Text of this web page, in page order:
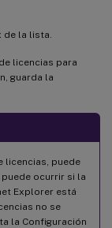
la lista.
licencias para
guarda la
licencias, puede
ocurrir si la
Explorer está
no se
la Configuración